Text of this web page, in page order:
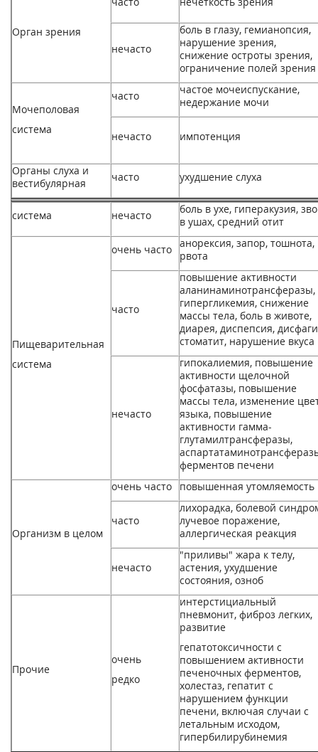
Орган зрения
нечасто
боль в глазу, гемианопсия,
нарушение зрения,
снижение остроты зрения,
ограничение полей зрения
Мочеполовая
система
часто
частое мочеиспускание,
недержание мочи
нечасто импотенция
Органы слуха и
вестибулярная
часто ухудшение слуха
система нечасто
боль в ухе, гиперакузия,
в ушах, средний отит
Пищеварительная
система
очень часто анорексия, запор, тошнота,
рвота
часто
повышение активности
аланинаминотрансферазы,
гипергликемия, снижение
массы тела, боль в животе,
диарея, диспепсия,
стоматит, нарушение вкуса
нечасто
гипокалиемия, повышение
активности щелочной
фосфатазы, повышение
массы тела, изменение
языка, повышение
активности гамма-
глутамилтрансферазы,
ферментов печени
Организм в целом
очень часто повышенная утомляемость
часто
лихорадка, болевой
лучевое поражение,
аллергическая реакция
нечасто
"приливы" жара к телу,
астения, ухудшение
состояния, озноб
Прочие
очень
редко
интерстициальный
пневмонит, фиброз легких,
развитие
гепатотоксичности с
повышением активности
печеночных ферментов,
холестаз, гепатит с
нарушением функции
печени, включая случаи с
летальным исходом,
гипербилирубинемия